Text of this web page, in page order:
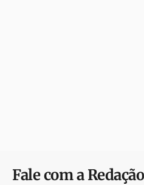
Fale com a Redação